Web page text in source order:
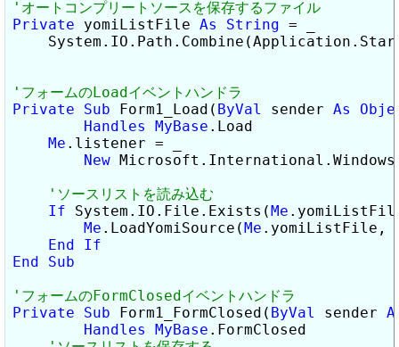
Private yomiListFile As String = _
Private
Sub Form1_Load( ByVal sender As
Handles
MyBase .Load
Me .listener = _
New
If System.IO.File.Exists(Me
Me .LoadYomiSource(Me .yomiListFile,
End
If
End
Sub
Private
Sub Form1_FormClosed( ByVal sender
Handles
MyBase .FormClosed